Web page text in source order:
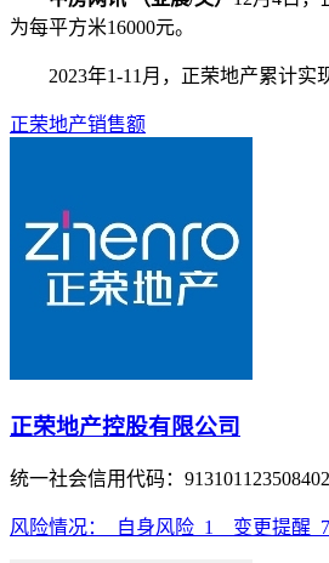
为每平方米16000元。
2023年1-11月，正荣地产累计实现
正荣地产销售额
正荣地产控股有限公司
统一社会信用代码：
风险情况： 自身风险 1 变更提醒